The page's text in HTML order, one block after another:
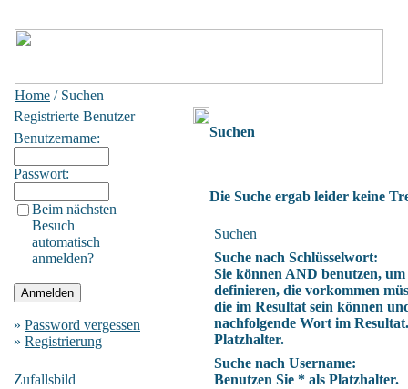
Home / Suchen
Registrierte Benutzer
Benutzername:
Passwort:
Beim nächsten
Besuch
automatisch
anmelden?
» Password vergessen
» Registrierung
Zufallsbild
Suchen
Die Suche ergab leider keine
Suchen
Suche nach Schlüsselwort:
Sie können AND benutzen,
definieren, die vorkommen
die im Resultat sein können
nachfolgende Wort im
Platzhalter.
Suche nach Username:
Benutzen Sie * als Platzhalter.